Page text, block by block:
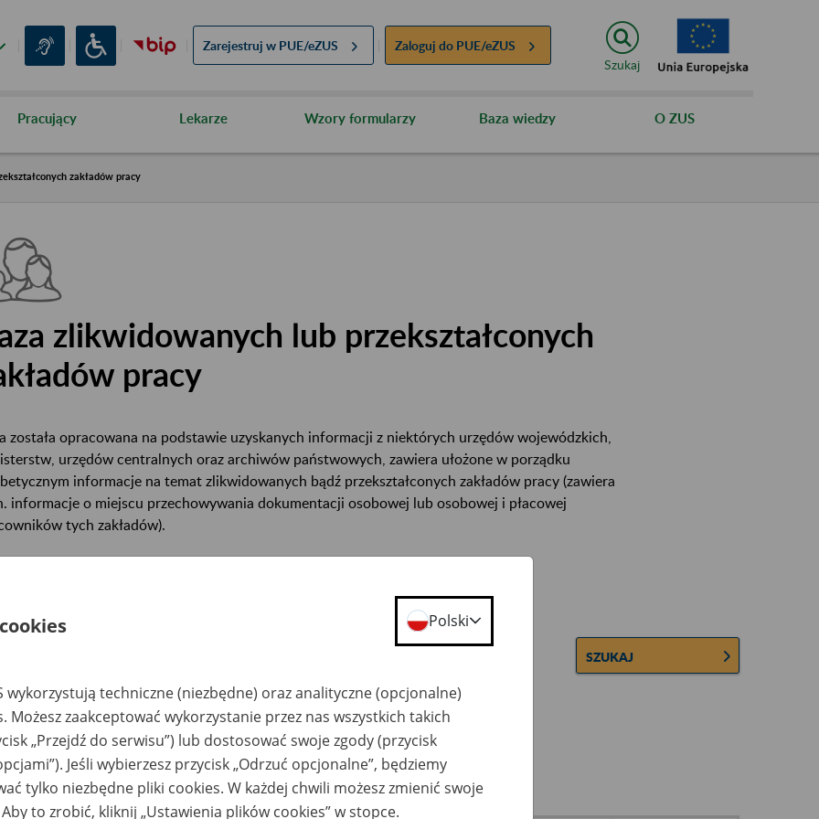
Zarejestruj w PUE/eZUS Zaloguj do PUE/eZUS
Szukaj
Pracujący Lekarze Wzory formularzy Baza wiedzy O ZUS
zakładów pracy
zlikwidowanych lub przekształconych
pracy
została opracowana na podstawie uzyskanych informacji z niektórych urzędów wojewódzkich,
urzędów centralnych oraz archiwów państwowych, zawiera ułożone w porządku
informacje na temat zlikwidowanych bądź przekształconych zakładów pracy (zawiera
informacje o miejscu przechowywania dokumentacji osobowej lub osobowej i płacowej
tych zakładów).
SZUKAJ
uwagi można przesyłać poprzezformularz
Ukryj wszystkie pozycje bazy
Polski
wykorzystują techniczne (niezbędne) oraz analityczne (opcjonalne)
Możesz zaakceptować wykorzystanie przez nas wszystkich takich
„Przejdź do serwisu”) lub dostosować swoje zgody (przycisk
Jeśli wybierzesz przycisk „Odrzuć opcjonalne”, będziemy
tylko niezbędne pliki cookies. W każdej chwili możesz zmienić swoje
to zrobić, kliknij „Ustawienia plików cookies” w stopce.